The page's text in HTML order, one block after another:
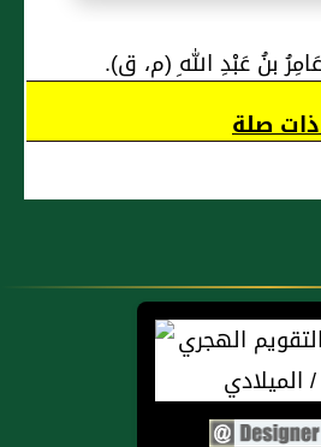
بنُ عَبْدِ اللهِ (م، ق).
ذات صلة